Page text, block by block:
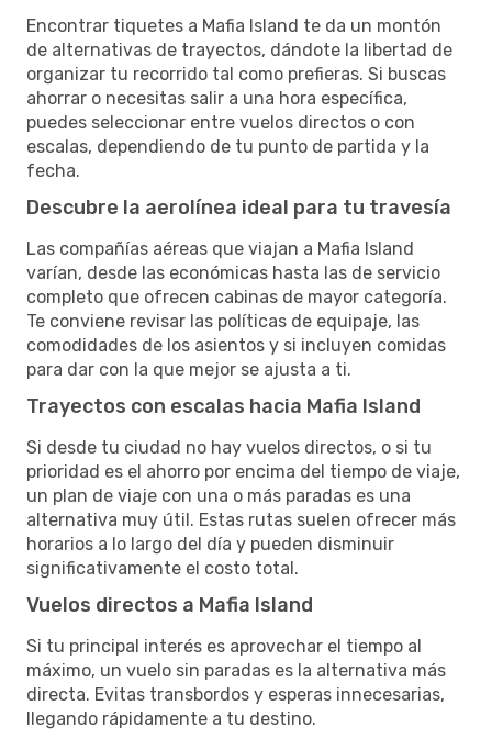
Encontrar tiquetes a Mafia Island te da un montón
de alternativas de trayectos, dándote la libertad de
organizar tu recorrido tal como prefieras. Si buscas
ahorrar o necesitas salir a una hora específica,
puedes seleccionar entre vuelos directos o con
escalas, dependiendo de tu punto de partida y la
fecha.
Descubre la aerolínea ideal para tu travesía
Las compañías aéreas que viajan a Mafia Island
varían, desde las económicas hasta las de servicio
completo que ofrecen cabinas de mayor categoría.
Te conviene revisar las políticas de equipaje, las
comodidades de los asientos y si incluyen comidas
para dar con la que mejor se ajusta a ti.
Trayectos con escalas hacia Mafia Island
Si desde tu ciudad no hay vuelos directos, o si tu
prioridad es el ahorro por encima del tiempo de viaje,
un plan de viaje con una o más paradas es una
alternativa muy útil. Estas rutas suelen ofrecer más
horarios a lo largo del día y pueden disminuir
significativamente el costo total.
Vuelos directos a Mafia Island
Si tu principal interés es aprovechar el tiempo al
máximo, un vuelo sin paradas es la alternativa más
directa. Evitas transbordos y esperas innecesarias,
llegando rápidamente a tu destino.